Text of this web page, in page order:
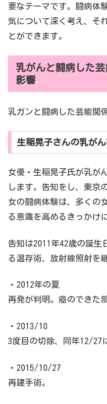
要なテーマです。闘病体
気について深く考え、そ
とができます。
乳がんと闘病した
影響
乳ガンと闘病した芸能関
生稲晃子さんの乳が
女優・生稲晃子氏が乳が
します。告知をし、東京
女の闘病体験は、多くの
る意識を高めるきっかけに
告知は2011年42歳の誕生
る温存術、放射線照射を
・2012年の夏
再発が判明。癌のできた
・2013/10
3度目の切除、同年12/27
・2015/10/27
再建手術。